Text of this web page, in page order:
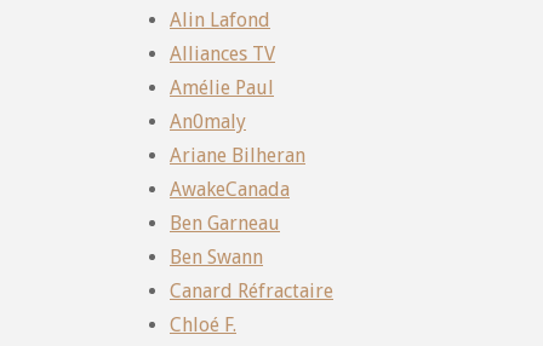
Alin Lafond
Alliances TV
Amélie Paul
An0maly
Ariane Bilheran
AwakeCanada
Ben Garneau
Ben Swann
Canard Réfractaire
Chloé F.